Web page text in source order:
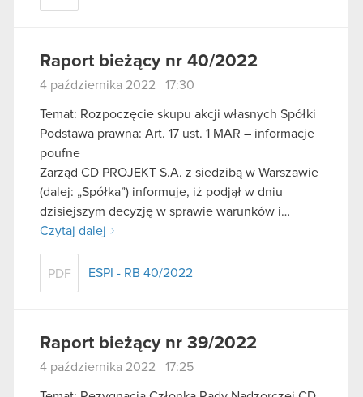
Raport bieżący nr 40/2022
4 października 2022 17:30
Temat: Rozpoczęcie skupu akcji własnych Spółki
Podstawa prawna: Art. 17 ust. 1 MAR – informacje
poufne
Zarząd CD PROJEKT S.A. z siedzibą w Warszawie
(dalej: „Spółka”) informuje, iż podjął w dniu
dzisiejszym decyzję w sprawie warunków i…
Czytaj dalej
PDF ESPI - RB 40/2022
Raport bieżący nr 39/2022
4 października 2022 17:25